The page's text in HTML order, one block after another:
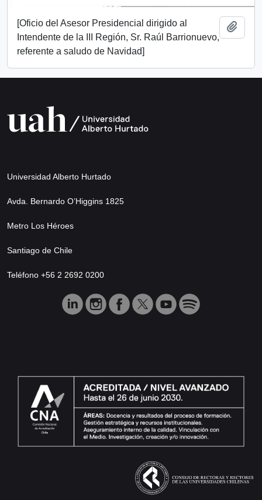
[Oficio del Asesor Presidencial dirigido al
Intendente de la III Región, Sr. Raúl Barrionuevo,
referente a saludo de Navidad]
Universidad Alberto Hurtado
Avda. Bernardo O’Higgins 1825
Metro Los Héroes
Santiago de Chile
Teléfono +56 2 2692 0200